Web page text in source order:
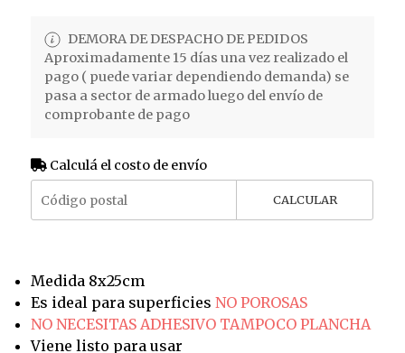
DEMORA DE DESPACHO DE PEDIDOS
Aproximadamente 15 días una vez realizado el
pago ( puede variar dependiendo demanda) se
pasa a sector de armado luego del envío de
comprobante de pago
Calculá el costo de envío
CALCULAR
Medida 8x25cm
Es ideal para superficies NO POROSAS
NO NECESITAS ADHESIVO TAMPOCO PLANCHA
Viene listo para usar